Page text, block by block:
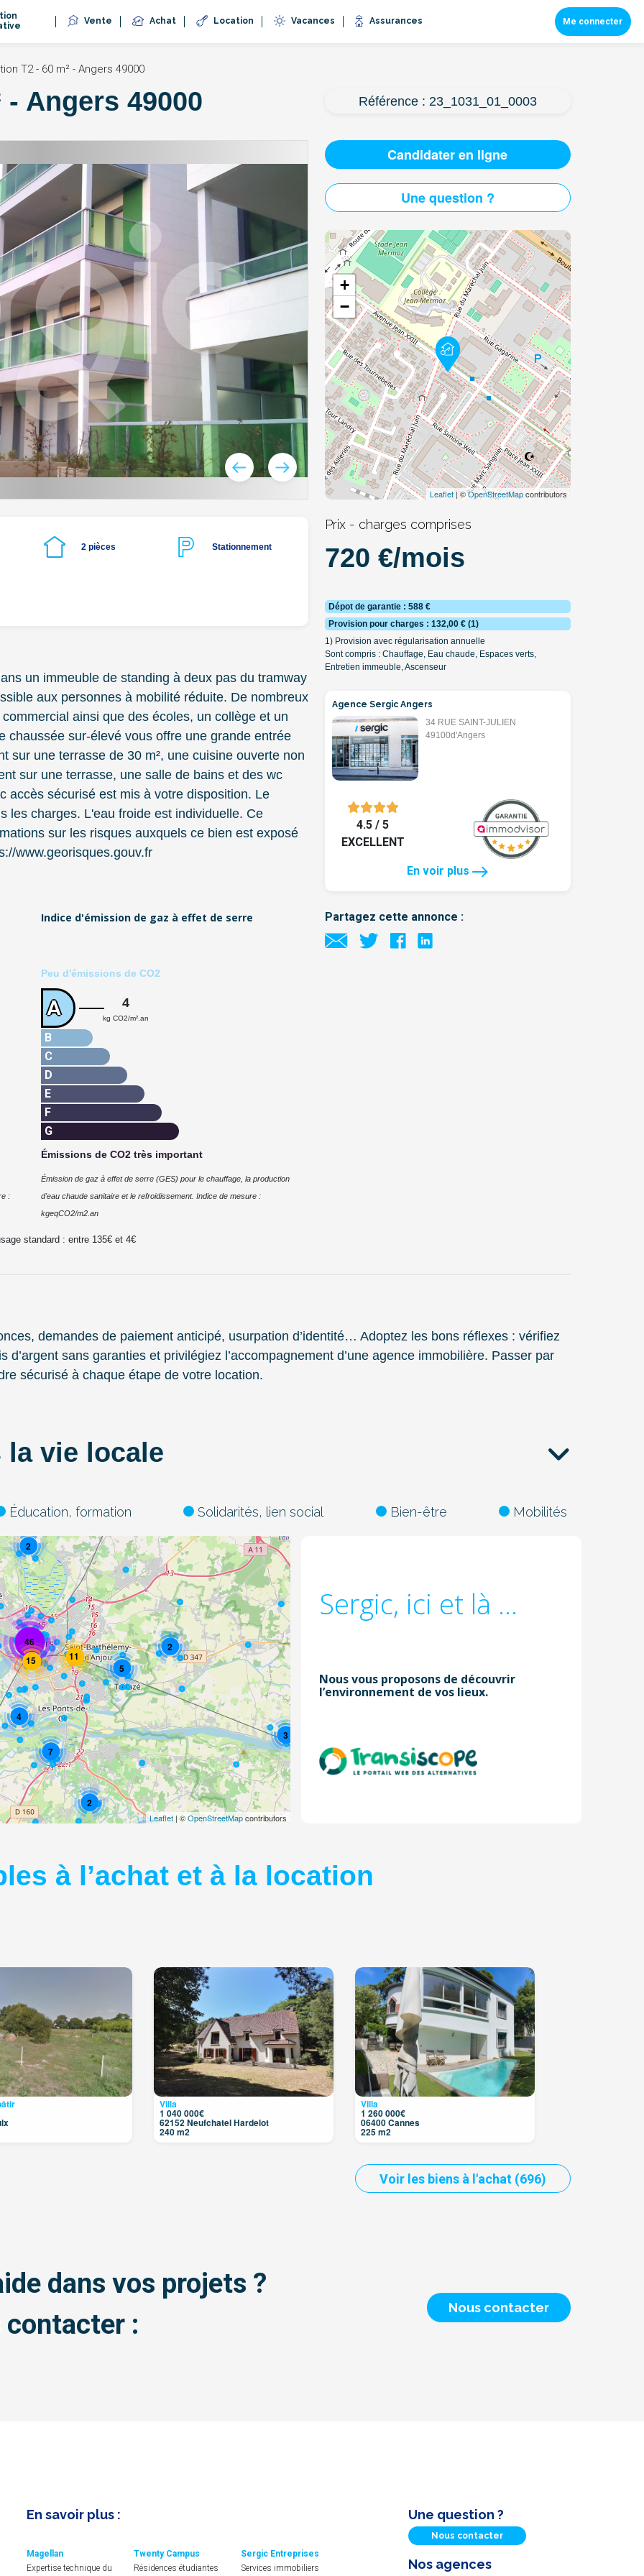
Vente Achat Location Vacances Assurances Me connecter
T2 - 60 m² - Angers 49000
Angers 49000 Référence : 23_1031_01_0003
Candidater en ligne
Une question ?
+
−
Leaflet| ©OpenStreetMapcontributors
2 pièces Stationnement
un immeuble de standing à deux pas du tramway
aux personnes à mobilité réduite. De nombreux
ainsi que des écoles, un collège et un
chaussée sur-élevé vous offre une grande entrée
sur une terrasse de 30 m², une cuisine ouverte non
sur une terrasse, une salle de bains et des wc
accès sécurisé est mis à votre disposition. Le
les charges. L'eau froide est individuelle. Ce
sur les risques auxquels ce bien est exposé
www.georisques.gouv.fr
:
Indice d'émission de gaz à effet de serre
Peu d'émissions de CO2
4
kg CO2/m².an
A
B
C
D
E
F
G
Émissions de CO2 très important
Émission de gaz à effet de serre (GES) pour le chauffage, la production
d'eau chaude sanitaire et le refroidissement. Indice de mesure :
kgeqCO2/m2.an
standard : entre 135€ et 4€
Prix - charges comprises
720 €/mois
Dépot de garantie : 588 €
Provision pour charges : 132,00 € (1)
1) Provision avec régularisation annuelle
Sont compris : Chauffage, Eau chaude, Espaces verts,
Entretien immeuble, Ascenseur
Agence Sergic Angers
34 RUE SAINT-JULIEN
49100d'Angers
4.5 / 5
EXCELLENT
En voir plus
Partagez cette annonce :
demandes de paiement anticipé, usurpation d’identité… Adoptez les bons réflexes : vérifiez
sans garanties et privilégiez l’accompagnement d’une agence immobilière. Passer par
sécurisé à chaque étape de votre location.
la vie locale
Éducation, formation Solidarités, lien social Bien-être Mobilités
3
3
2
11
2
7
9
2
15
4
2
4
5
46 2
Leaflet | ©OpenStreetMapcontributors
Sergic, ici et là ...
Nous vous proposons de découvrir
l’environnement de vos lieux.
à l’achat et à la location
Villa
1 040 000€
62152 Neufchatel Hardelot
240 m2
Villa
1 260 000€
06400 Cannes
225 m2
Voir les biens à l'achat (696)
dans vos projets ?
contacter :
Nous contacter
En savoir plus :
Magellan
Expertise technique du
Twenty Campus
Résidences étudiantes
Sergic Entreprises
Services immobiliers
Une question ?
Nous contacter
Nos agences